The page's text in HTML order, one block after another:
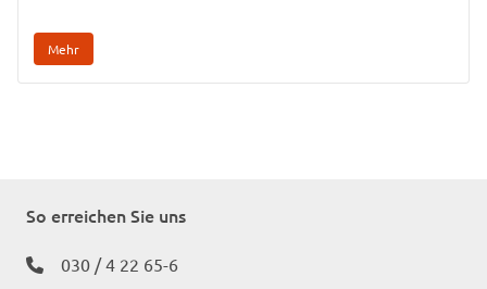
Mehr
So erreichen Sie uns
030 / 4 22 65-6